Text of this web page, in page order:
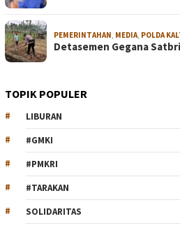
PEMERINTAHAN MEDIA POLDA
Detasemen Gegana
TOPIK POPULER
LIBURAN
#GMKI
#PMKRI
#TARAKAN
SOLIDARITAS